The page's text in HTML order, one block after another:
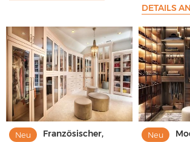
DETAILS
Neu
Französischer,
Neu